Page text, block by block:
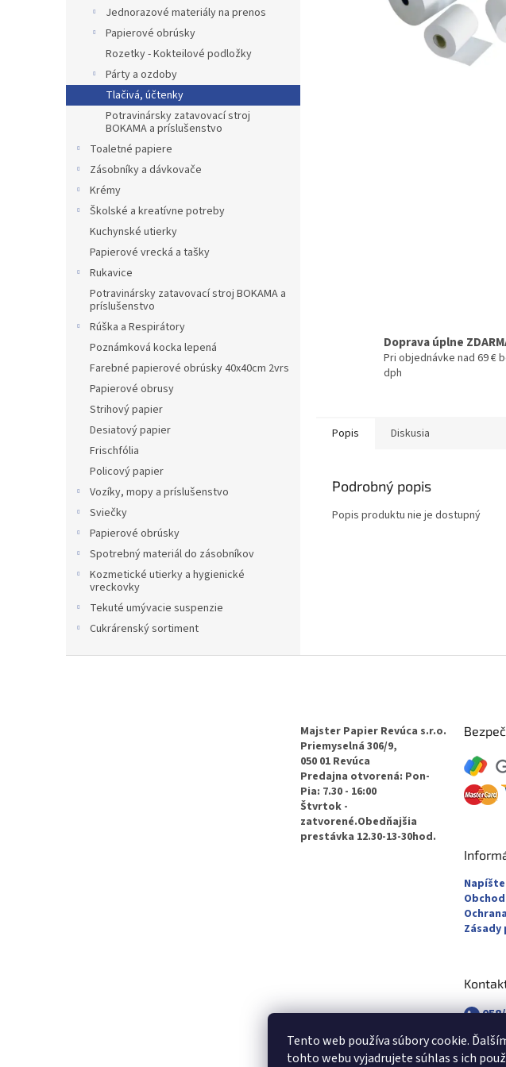
Tento web používa súbory cookie.
tohto webu vyjadrujete súhlas s ich
Jednorazové materiály na prenos
Papierové obrúsky
Rozetky - Kokteilové podložky
Párty a ozdoby
Tlačivá, účtenky
Potravinársky zatavovací stroj
BOKAMA a príslušenstvo
Toaletné papiere
Zásobníky a dávkovače
Krémy
Školské a kreatívne potreby
Kuchynské utierky
Papierové vrecká a tašky
Rukavice
Potravinársky zatavovací stroj BOKAMA a
príslušenstvo
Rúška a Respirátory
Poznámková kocka lepená
Farebné papierové obrúsky 40x40cm 2vrs
Papierové obrusy
Strihový papier
Desiatový papier
Frischfólia
Policový papier
Vozíky, mopy a príslušenstvo
Sviečky
Papierové obrúsky
Spotrebný materiál do zásobníkov
Kozmetické utierky a hygienické
vreckovky
Tekuté umývacie suspenzie
Cukrárenský sortiment
Doprava úplne
Pri objednávke nad 69 €
dph
Popis Diskusia
Podrobný popis
Popis produktu nie je dostupný
Majster Papier Revúca s.r.o.
Priemyselná 306/9,
050 01 Revúca
Predajna otvorená: Pon-
Pia: 7.30 - 16:00
Štvrtok -
zatvorené.Obedňajšia
prestávka 12.30-13-30hod.
Zásady